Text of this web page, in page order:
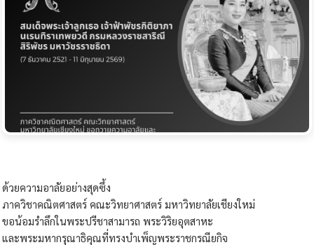
ด้วยความอาลัยอย่างสุดซึ้ง
ภาควิชาคณิตศาสตร์ คณะวิทยาศาสตร์ มหาวิทยาลัยเชียงใหม่
ขอน้อมรำลึกในพระปรีชาสามารถ พระวิริยอุตสาหะ
และพระมหากรุณาธิคุณที่ทรงบำเพ็ญพระราชกรณียกิจ